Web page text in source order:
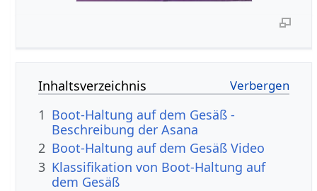
Inhaltsverzeichnis
1 Boot-Haltung auf dem Gesäß -
Beschreibung der Asana
2 Boot-Haltung auf dem Gesäß Video
3 Klassifikation von Boot-Haltung auf
dem Gesäß